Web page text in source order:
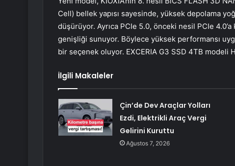
Cell) bellek yapısı sayesinde, yüksek depolama
düşürüyor. Ayrıca PCIe 5.0, önceki nesil PCIe
genişliği sunuyor. Böylece yüksek performansı
bir seçenek oluyor. EXCERIA G3 SSD 4TB modeli
İlgili Makaleler
Çin’de Dev Araçlar Yolları
Ezdi, Elektrikli Araç Vergi
Gelirini Kuruttu
Ağustos 7, 2026